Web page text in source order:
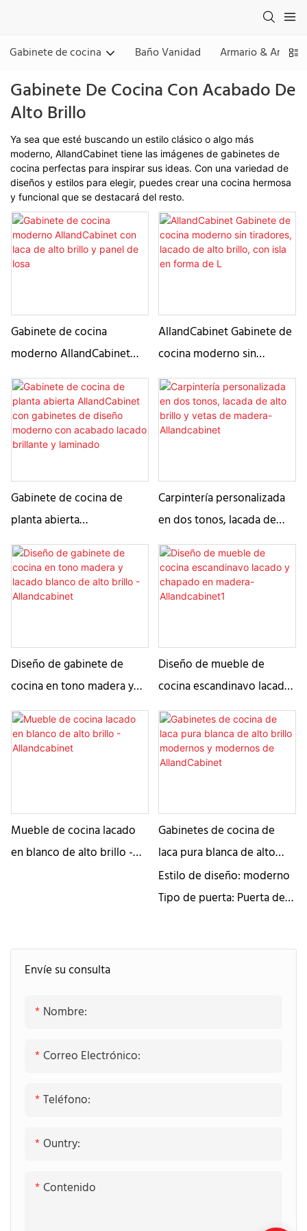
Gabinete de cocina Baño Vanidad Armario & Armario
Gabinete De Cocina Con Acabado De
Alto Brillo
Ya sea que esté buscando un estilo clásico o algo más
moderno, AllandCabinet tiene las imágenes de gabinetes de
cocina perfectas para inspirar sus ideas. Con una variedad de
diseños y estilos para elegir, puedes crear una cocina hermosa
y funcional que se destacará del resto.
Envíe su consulta
Nombre:
Correo Electrónico:
Teléfono:
Ountry:
Contenido
Gabinete de cocina
moderno AllandCabinet
con laca de alto brillo y
panel de losa
AllandCabinet Gabinete de
cocina moderno sin
tiradores, lacado de alto
brillo, con isla en forma de
L
Gabinete de cocina de
planta abierta
AllandCabinet con
gabinetes de diseño
moderno con acabado
Carpintería personalizada
en dos tonos, lacada de
alto brillo y vetas de
madera-Allandcabinet
Diseño de gabinete de
cocina en tono madera y
lacado blanco de alto brillo
- Allandcabinet
Diseño de mueble de
cocina escandinavo lacado
y chapado en madera-
Allandcabinet1
Mueble de cocina lacado
en blanco de alto brillo -
Gabinetes de cocina de
laca pura blanca de alto
brillo modernos y
modernos de
Estilo de diseño: moderno
Tipo de puerta: Puerta de